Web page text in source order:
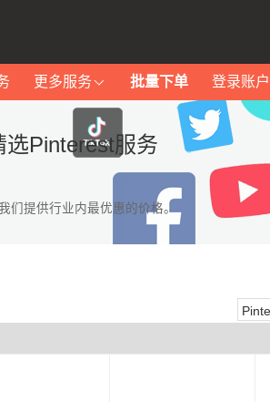
更多服务 批量下单 登录账户
Pinterest服务
们提供行业内最优惠的价格。